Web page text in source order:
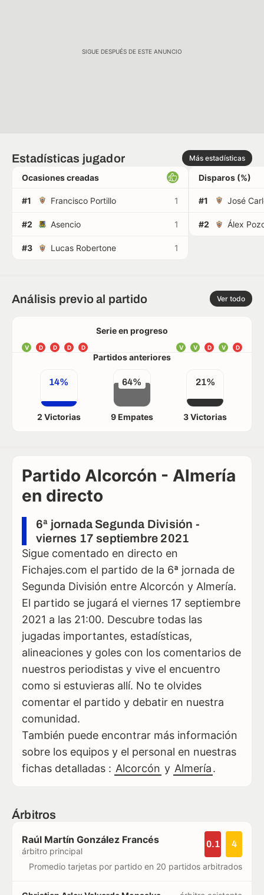
SIGUE DESPUÉS DE ESTE ANUNCIO
Estadísticas jugador Más estadísticas
Ocasiones creadas
#1 Francisco Portillo 1
#2 Asencio 1
#3 Lucas Robertone 1
Disparos (%)
#1 José
#2 Álex
Análisis previo al partido Ver todo
Serie en progreso
V D D D D D
V
D
V
V
Partidos anteriores
14%
2 Victorias
64%
9 Empates
21%
3 Victorias
Partido Alcorcón - Almería
en directo
6ª jornada Segunda División -
viernes 17 septiembre 2021
Sigue comentado en directo en
Fichajes.com el partido de la 6ª jornada de
Segunda División entre Alcorcón y Almería.
El partido se jugará el viernes 17 septiembre
2021 a las 21:00. Descubre todas las
jugadas importantes, estadísticas,
alineaciones y goles con los comentarios de
nuestros periodistas y vive el encuentro
como si estuvieras allí. No te olvides
comentar el partido y debatir en nuestra
comunidad.
También puede encontrar más información
sobre los equipos y el personal en nuestras
fichas detalladas : Alcorcón y Almería.
Árbitros
Raúl Martín González Francés
árbitro principal
0.1 4
Promedio tarjetas por partido en 20 partidos arbitrados